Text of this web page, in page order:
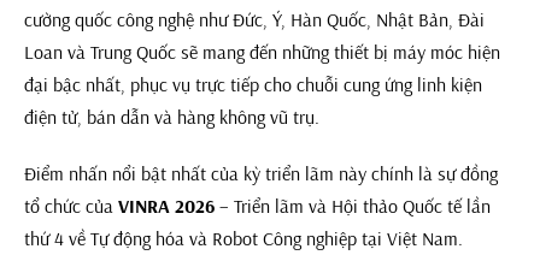
cường quốc công nghệ như Đức, Ý, Hàn Quốc, Nhật Bản, Đài
Loan và Trung Quốc sẽ mang đến những thiết bị máy móc hiện
đại bậc nhất, phục vụ trực tiếp cho chuỗi cung ứng linh kiện
điện tử, bán dẫn và hàng không vũ trụ.
Điểm nhấn nổi bật nhất của kỳ triển lãm này chính là sự đồng
tổ chức của VINRA 2026 – Triển lãm và Hội thảo Quốc tế lần
thứ 4 về Tự động hóa và Robot Công nghiệp tại Việt Nam.